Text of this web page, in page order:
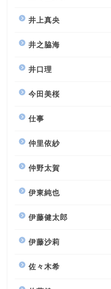
井上真央
井之脇海
井口理
今田美桜
仕事
仲里依紗
仲野太賀
伊東純也
伊藤健太郎
伊藤沙莉
佐々木希